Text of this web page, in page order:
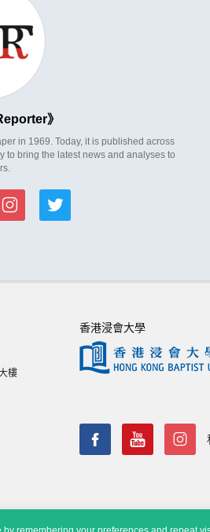
in 1969. Today, it is published across
to bring the latest news and analyses to
樓
香港浸會大學